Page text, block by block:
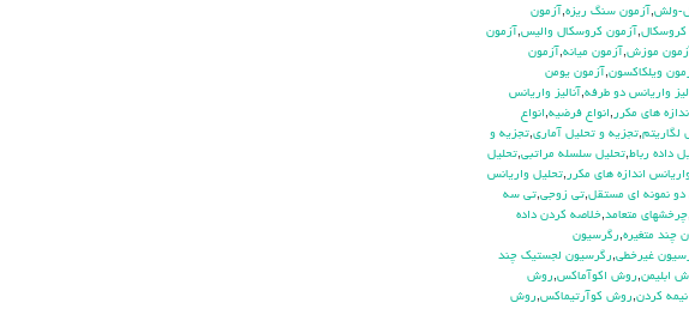
ولش,آزمون سنگ ريزه,آزمون
كروسكال,آزمون كروسكال واليس,آزمون
موزش,آزمون ميانه,آزمون
ويلكاكسون,آزمون يومن
واريانس دو طرفه,آناليز واريانس
هاي مكرر ,انواع فرضيه,انواع
لگاريتم,تجزيه و تحليل آماري,تجزيه و
داده رباط,تحليل سلسله مراتبي,تحليل
اندازه هاي مكرر ,تحليل واريانس
دو نمونه اي مستقل,تي زوجي,تي سه
,چرخشهاي متعامد,خلاصه كردن داده
چند متغيره,رگرسيون
غيرخطي,رگرسيون لجستيك چند
ابليمن,روش اكوآماكس,روش
كردن,روش كوآرتيماكس,روش